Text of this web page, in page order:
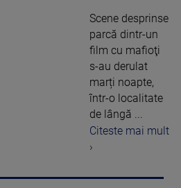
Scene desprinse
parcă dintr-un
film cu mafioţi
s-au derulat
marți noapte,
într-o localitate
de lângă ...
Citeste mai mult
›